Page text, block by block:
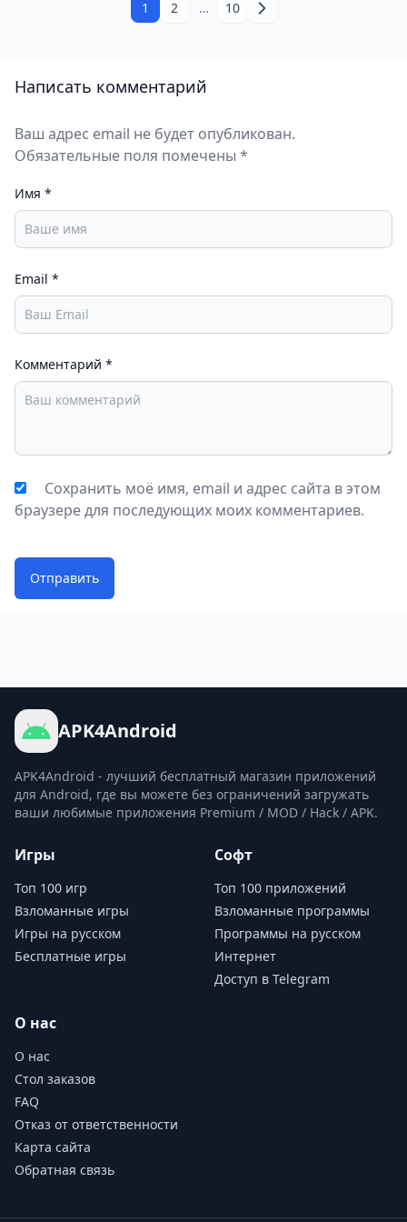
1 2 … 10
Написать комментарий
Ваш адрес email не будет опубликован.
Обязательные поля помечены *
Имя *
Email *
Комментарий *
Сохранить моё имя, email и адрес сайта в этом
браузере для последующих моих комментариев.
Отправить
APK4Android
APK4Android - лучший бесплатный магазин приложений
для Android, где вы можете без ограничений загружать
ваши любимые приложения Premium / MOD / Hack / APK.
Игры
Топ 100 игр
Взломанные игры
Игры на русском
Бесплатные игры
Софт
Топ 100 приложений
Взломанные программы
Программы на русском
Интернет
Доступ в Telegram
О нас
О нас
Стол заказов
FAQ
Отказ от ответственности
Карта сайта
Обратная связь